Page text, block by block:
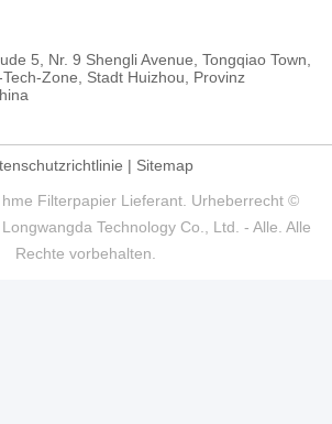
5, Nr. 9 Shengli Avenue, Tongqiao Town,
Zone, Stadt Huizhou, Provinz
| Sitemap
Filterpapier Lieferant. Urheberrecht ©
Technology Co., Ltd. - Alle. Alle
Rechte vorbehalten.